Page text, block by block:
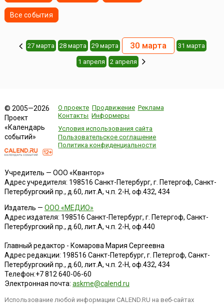
Все события
27 марта 28 марта 29 марта 30 марта 31 марта
1 апреля 2 апреля
© 2005—2026
Проект
«Календарь
событий»
О проекте Продвижение Реклама
Контакты Информеры
Условия использования сайта
Пользовательское соглашение
Политика конфиденциальности
Учредитель — ООО «Квантор»
Адрес учредителя: 198516 Санкт-Петербург, г. Петергоф, Санкт-
Петербургский пр., д.60, лит.А, ч.п. 2-Н, оф.432, 434
Издатель — ООО «МЕДИО»
Адрес издателя: 198516 Санкт-Петербург, г. Петергоф, Санкт-
Петербургский пр., д.60, лит.А, ч.п. 2-Н, оф.440
Главный редактор - Комарова Мария Сергеевна
Адрес редакции: 198516 Санкт-Петербург, г. Петергоф, Санкт-
Петербургский пр., д.60, лит.А, ч.п. 2-Н, оф.432, 434
Телефон:+7 812 640-06-60
Электронная почта: askme@calend.ru
Использование любой информации CALEND.RU на веб-сайтах